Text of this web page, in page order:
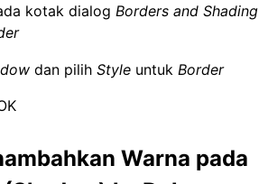
kotak dialog Borders and Shading
dan pilih Styleuntuk Border
Warna pada